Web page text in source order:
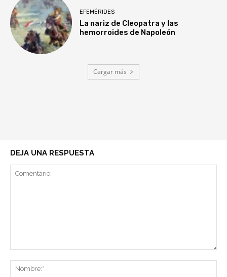
EFEMÉRIDES
La nariz de Cleopatra y las
hemorroides de Napoleón
Cargar más
DEJA UNA RESPUESTA